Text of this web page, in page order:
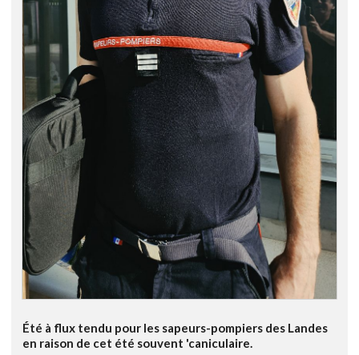
Été à flux tendu pour les sapeurs-pompiers des Landes
en raison de cet été souvent 'caniculaire.